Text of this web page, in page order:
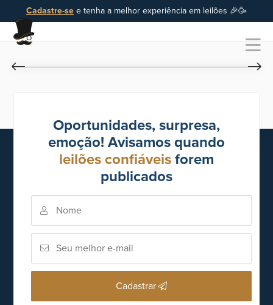
Cadastre-se e tenha a melhor experiência em leilões 🎉🥳
Oportunidades, surpresa,
emoção! Avisamos quando
leilões confiáveis forem
publicados
Cadastrar